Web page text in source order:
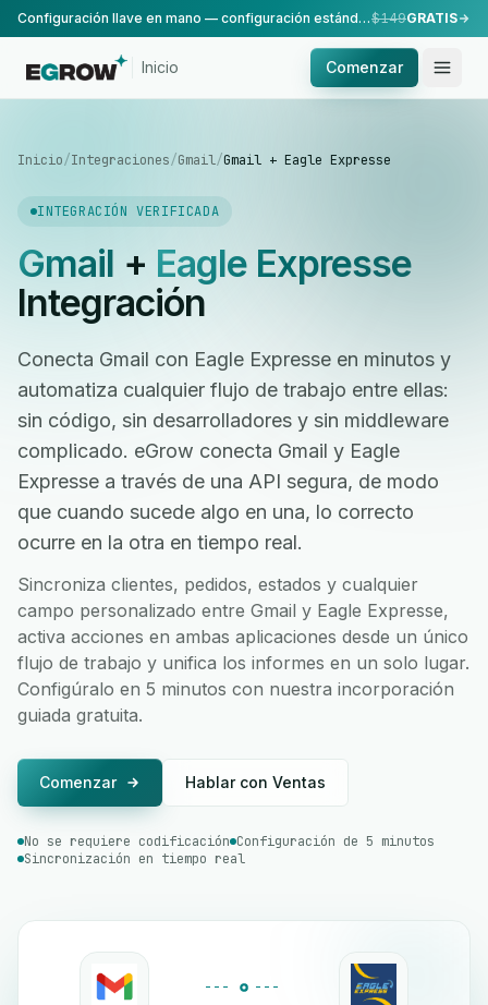
Configuración llave en mano — configuración estándar, realizada por nuestro equipo.$149GRATIS
Inicio Comenzar
Inicio/Integraciones/Gmail/Gmail + Eagle Expresse
INTEGRACIÓN VERIFICADA
Gmail + Eagle Expresse
Integración
Conecta Gmail con Eagle Expresse en minutos y
automatiza cualquier flujo de trabajo entre ellas:
sin código, sin desarrolladores y sin middleware
complicado. eGrow conecta Gmail y Eagle
Expresse a través de una API segura, de modo
que cuando sucede algo en una, lo correcto
ocurre en la otra en tiempo real.
Sincroniza clientes, pedidos, estados y cualquier
campo personalizado entre Gmail y Eagle Expresse,
activa acciones en ambas aplicaciones desde un único
flujo de trabajo y unifica los informes en un solo lugar.
Configúralo en 5 minutos con nuestra incorporación
guiada gratuita.
Comenzar Hablar con Ventas
No se requiere codificación Configuración de 5 minutos
Sincronización en tiempo real